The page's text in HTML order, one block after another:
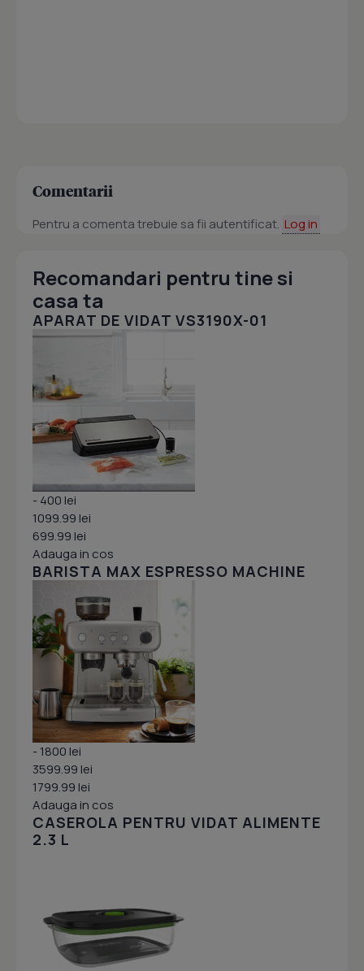
Comentarii
Pentru a comenta trebuie sa fii autentificat. Log in
Recomandari pentru tine si
casa ta
APARAT DE VIDAT VS3190X-01
- 400 lei
1099.99 lei
699.99 lei
Adauga in cos
BARISTA MAX ESPRESSO MACHINE
- 1800 lei
3599.99 lei
1799.99 lei
Adauga in cos
CASEROLA PENTRU VIDAT ALIMENTE
2.3 L